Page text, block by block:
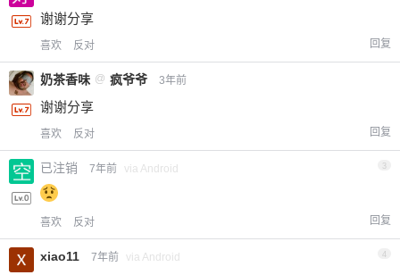
谢谢分享
喜欢 反对 回复
奶茶香味 @ 疯爷爷 3年前
谢谢分享
喜欢 反对 回复
已注销 7年前 via Android 3
喜欢 反对 回复
xiao11 7年前 via Android 4